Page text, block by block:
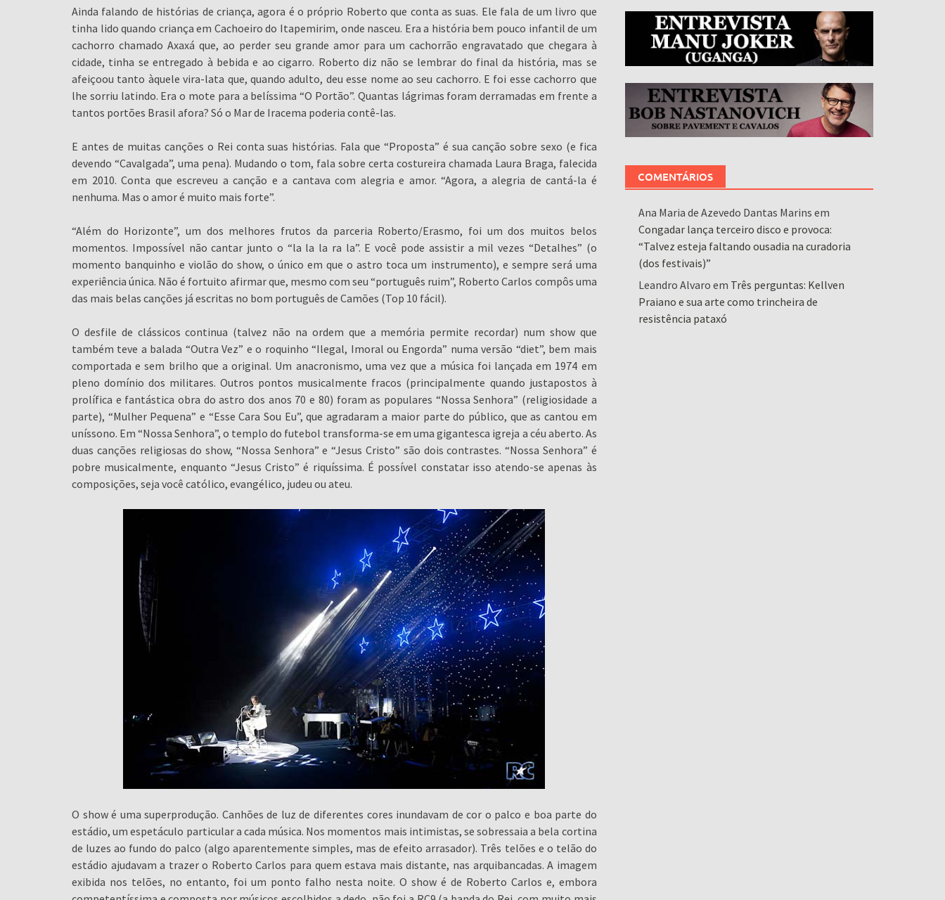
Ainda falando de histórias de criança, agora é o próprio Roberto que conta as suas. Ele fala de um livro que
tinha lido quando criança em Cachoeiro do Itapemirim, onde nasceu. Era a história bem pouco infantil de um
cachorro chamado Axaxá que, ao perder seu grande amor para um cachorrão engravatado que chegara à
cidade, tinha se entregado à bebida e ao cigarro. Roberto diz não se lembrar do final da história, mas se
afeiçoou tanto àquele vira-lata que, quando adulto, deu esse nome ao seu cachorro. E foi esse cachorro que
lhe sorriu latindo. Era o mote para a belíssima “O Portão”. Quantas lágrimas foram derramadas em frente a
tantos portões Brasil afora? Só o Mar de Iracema poderia contê-las.
E antes de muitas canções o Rei conta suas histórias. Fala que “Proposta” é sua canção sobre sexo (e fica
devendo “Cavalgada”, uma pena). Mudando o tom, fala sobre certa costureira chamada Laura Braga, falecida
em 2010. Conta que escreveu a canção e a cantava com alegria e amor. “Agora, a alegria de cantá-la é
nenhuma. Mas o amor é muito mais forte”.
“Além do Horizonte”, um dos melhores frutos da parceria Roberto/Erasmo, foi um dos muitos belos
momentos. Impossível não cantar junto o “la la la ra la”. E você pode assistir a mil vezes “Detalhes” (o
momento banquinho e violão do show, o único em que o astro toca um instrumento), e sempre será uma
experiência única. Não é fortuito afirmar que, mesmo com seu “português ruim”, Roberto Carlos compôs uma
das mais belas canções já escritas no bom português de Camões (Top 10 fácil).
O desfile de clássicos continua (talvez não na ordem que a memória permite recordar) num show que
também teve a balada “Outra Vez” e o roquinho “Ilegal, Imoral ou Engorda” numa versão “diet”, bem mais
comportada e sem brilho que a original. Um anacronismo, uma vez que a música foi lançada em 1974 em
pleno domínio dos militares. Outros pontos musicalmente fracos (principalmente quando justapostos à
prolífica e fantástica obra do astro dos anos 70 e 80) foram as populares “Nossa Senhora” (religiosidade a
parte), “Mulher Pequena” e “Esse Cara Sou Eu”, que agradaram a maior parte do público, que as cantou em
uníssono. Em “Nossa Senhora”, o templo do futebol transforma-se em uma gigantesca igreja a céu aberto. As
duas canções religiosas do show, “Nossa Senhora” e “Jesus Cristo” são dois contrastes. “Nossa Senhora” é
pobre musicalmente, enquanto “Jesus Cristo” é riquíssima. É possível constatar isso atendo-se apenas às
composições, seja você católico, evangélico, judeu ou ateu.
O show é uma superprodução. Canhões de luz de diferentes cores inundavam de cor o palco e boa parte do
estádio, um espetáculo particular a cada música. Nos momentos mais intimistas, se sobressaia a bela cortina
de luzes ao fundo do palco (algo aparentemente simples, mas de efeito arrasador). Três telões e o telão do
estádio ajudavam a trazer o Roberto Carlos para quem estava mais distante, nas arquibancadas. A imagem
exibida nos telões, no entanto, foi um ponto falho nesta noite. O show é de Roberto Carlos e, embora
COMENTÁRIOS
Ana Maria de Azevedo Dantas Marins em
Congadar lança terceiro disco e provoca:
“Talvez esteja faltando ousadia na curadoria
(dos festivais)”
Leandro Alvaro em Três perguntas: Kellven
Praiano e sua arte como trincheira de
resistência pataxó